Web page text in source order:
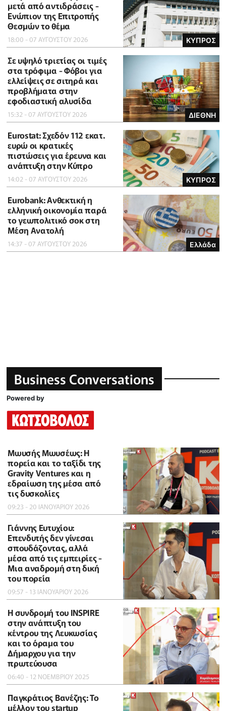
ΚΥΠΡΟΣ
μετά από αντιδράσεις -
Ενώπιον της Επιτροπής
Θεσμών το θέμα
18:00 - 07 ΑΥΓΟΥΣΤΟΥ 2026
ΔΙΕΘΝΗ
Σε υψηλό τριετίας οι τιμές
στα τρόφιμα - Φόβοι για
ελλείψεις σε σιτηρά και
προβλήματα στην
εφοδιαστική αλυσίδα
15:32 - 07 ΑΥΓΟΥΣΤΟΥ 2026
ΚΥΠΡΟΣ
Eurostat: Σχεδόν 112 εκατ.
ευρώ οι κρατικές
πιστώσεις για έρευνα και
ανάπτυξη στην Κύπρο
14:02 - 07 ΑΥΓΟΥΣΤΟΥ 2026
Ελλάδα
Eurobank: Ανθεκτική η
ελληνική οικονομία παρά
το γεωπολιτικό σοκ στη
Μέση Ανατολή
14:37 - 07 ΑΥΓΟΥΣΤΟΥ 2026
Business Conversations
Powered by
Μωυσής Μωυσέως: Η
πορεία και το ταξίδι της
Gravity Ventures και η
εδραίωση της μέσα από
τις δυσκολίες
09:23 - 20 ΙΑΝΟΥΑΡΙΟΥ 2026
Γιάννης Ευτυχίου:
Επενδυτής δεν γίνεσαι
σπουδάζοντας, αλλά
μέσα από τις εμπειρίες -
Μια αναδρομή στη δική
του πορεία
09:57 - 13 ΙΑΝΟΥΑΡΙΟΥ 2026
Η συνδρομή του INSPIRE
στην ανάπτυξη του
κέντρου της Λευκωσίας
και το όραμα του
Δήμαρχου για την
πρωτεύουσα
06:40 - 12 ΝΟΕΜΒΡΙΟΥ 2025
Παγκράτιος Βανέζης: Το
μέλλον του startup